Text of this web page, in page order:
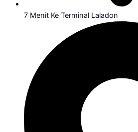
7 Menit Ke Terminal Laladon